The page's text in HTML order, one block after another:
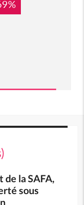
de la SAFA,
sous